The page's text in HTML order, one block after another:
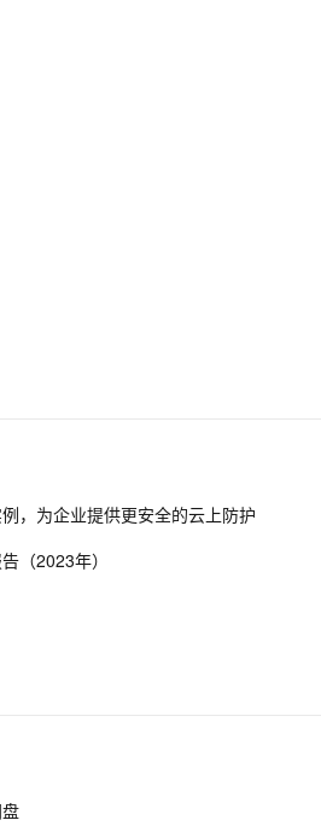
快速部署博客
机、轻量应用服务器、云服务
2G3M和2核4G4M配置价格
，为企业提供更安全的云上防护
（2023年）